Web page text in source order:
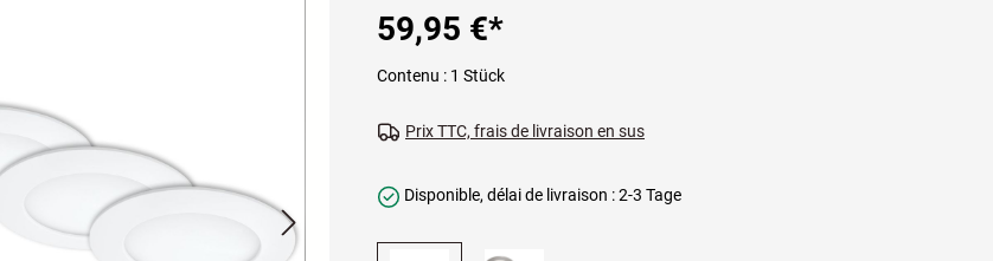
59,95 €*
Contenu : 1 Stück
Prix TTC, frais de livraison en sus
Disponible, délai de livraison : 2-3 Tage